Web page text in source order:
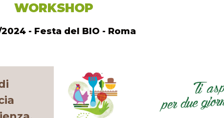
WORKSHOP
- Festa del BIO - Roma